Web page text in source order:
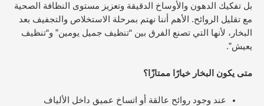
بل تفكيك الدهون والأوساخ الدقيقة وتعزيز مستوى النظافة الصحية
مع تقليل الروائح. الأهم أننا نهتم بمرحلة الاستخلاص والتجفيف بعد
البخار، لأنها التي تصنع الفرق بين “تنظيف جميل يومين” و“تنظيف
يعيش”.
متى يكون البخار خيارًا ممتازًا؟
عند وجود روائح عالقة أو اتساخ عميق داخل الألياف